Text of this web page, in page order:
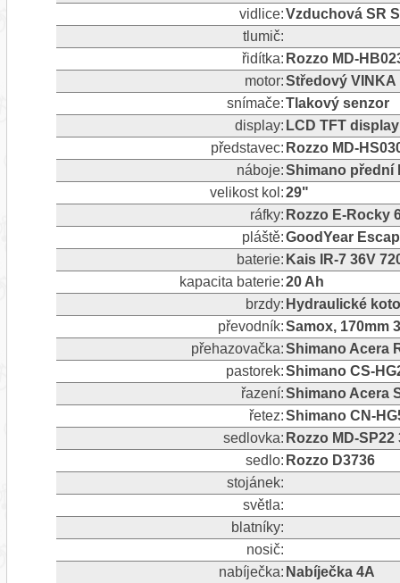
vidlice:Vzduchová SR
tlumič:
řidítka: Rozzo MD-
motor:Středový VINKA
snímače:Tlakový senzor
display: LCD TFT
představec: Rozzo MD-
náboje:Shimano přední
velikost kol:29"
ráfky: Rozzo E-Rocky
pláště:GoodYear
baterie: Kais IR-7 36V
kapacita baterie:20 Ah
brzdy: Hydraulické
převodník:Samox, 170mm
přehazovačka:Shimano Acera
pastorek:Shimano CS-
řazení:Shimano Acera
řetez:Shimano CN-
sedlovka: Rozzo MD-
sedlo: Rozzo D3736
stojánek:
světla:
blatníky:
nosič:
nabíječka: Nabíječka 4A